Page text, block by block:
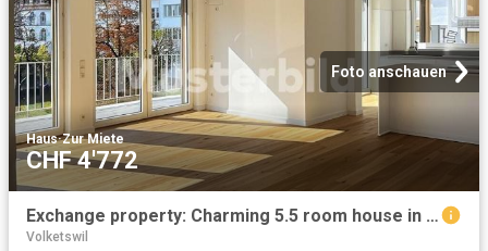
Foto anschauen
Haus·Zur Miete
CHF 4'772
Exchange property: Charming 5.5 room house in a prime location in Zurich
Volketswil